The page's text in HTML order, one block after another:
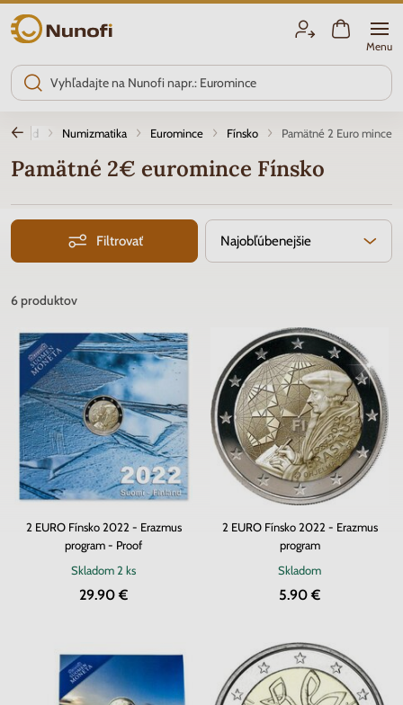
Nunofi.sk
Menu
Úvod Numizmatika Euromince Fínsko Pamätné 2 Euro mince
Pamätné 2€ euromince Fínsko
Filtrovať Najobľúbenejšie
6produktov
2 EURO Fínsko 2022 - Erazmus
program - Proof
Skladom2 ks
29.90 €
2 EURO Fínsko 2022 - Erazmus
program
Skladom
5.90 €